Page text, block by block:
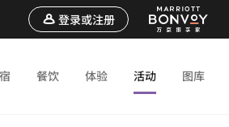
登录或注册
餐饮 体验 活动 图库